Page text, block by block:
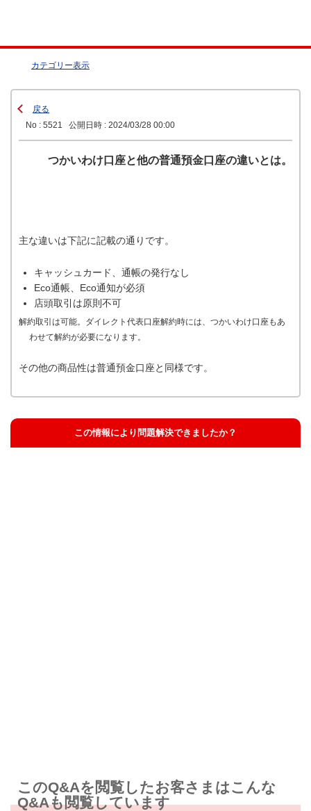
カテゴリー表示
戻る
No : 5521
公開日時 : 2024/03/28 00:00
つかいわけ口座と他の普通預金口座の違いとは。
主な違いは下記に記載の通りです。
キャッシュカード、通帳の発行なし
Eco通帳、Eco通知が必須
店頭取引は原則不可
解約取引は可能。ダイレクト代表口座解約時には、つかいわけ口座もあ
わせて解約が必要になります。
その他の商品性は普通預金口座と同様です。
この情報により問題解決できましたか？
このQ&Aを閲覧したお客さまはこんな
Q&Aも閲覧しています